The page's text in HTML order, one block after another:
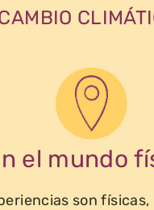
el mundo
son físicas,